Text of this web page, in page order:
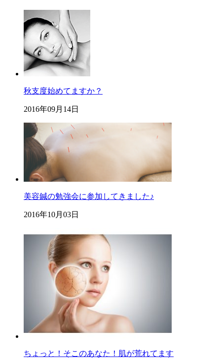
秋支度始めてますか？
2016年09月14日
美容鍼の勉強会に参加してきました♪
2016年10月03日
ちょっと！そこのあなた！肌が荒れてます